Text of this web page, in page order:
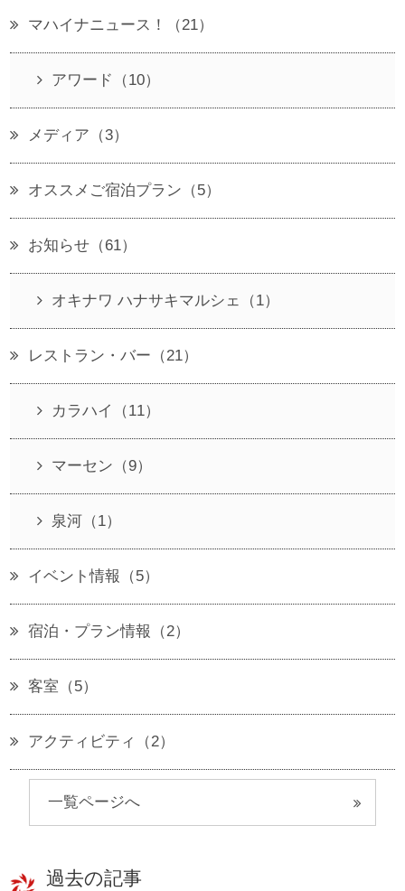
マハイナニュース！（21）
アワード（10）
メディア（3）
オススメご宿泊プラン（5）
お知らせ（61）
オキナワ ハナサキマルシェ（1）
レストラン・バー（21）
カラハイ（11）
マーセン（9）
泉河（1）
イベント情報（5）
宿泊・プラン情報（2）
客室（5）
アクティビティ（2）
一覧ページへ
過去の記事